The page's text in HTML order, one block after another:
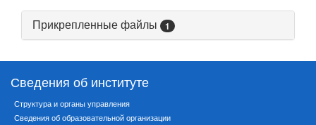
Прикрепленные файлы 1
Сведения об институте
Структура и органы управления
Сведения об образовательной организации